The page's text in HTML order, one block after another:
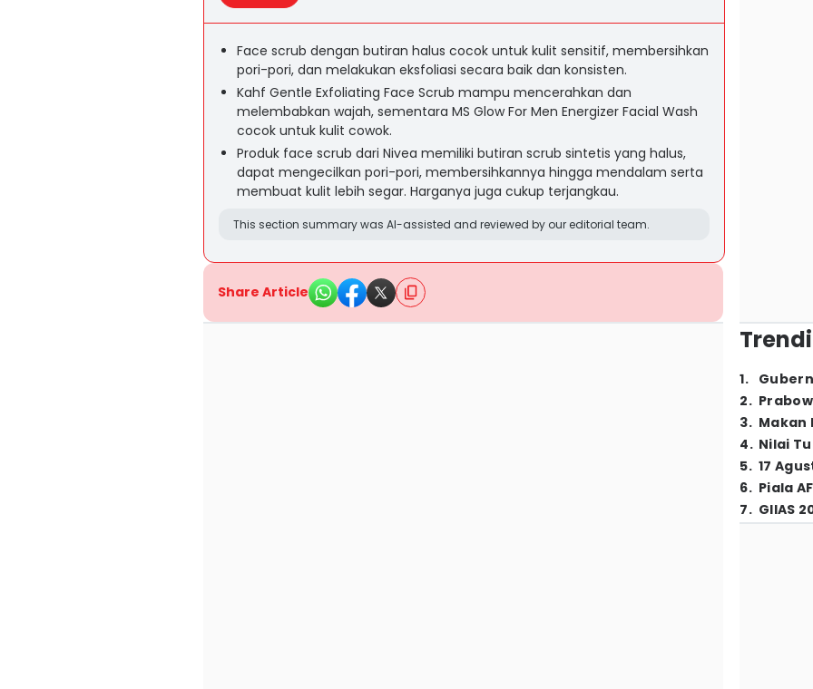
Face scrub dengan butiran halus cocok untuk kulit sensitif, membersihkan
pori-pori, dan melakukan eksfoliasi secara baik dan konsisten.
Kahf Gentle Exfoliating Face Scrub mampu mencerahkan dan
melembabkan wajah, sementara MS Glow For Men Energizer Facial Wash
cocok untuk kulit cowok.
Produk face scrub dari Nivea memiliki butiran scrub sintetis yang halus,
dapat mengecilkan pori-pori, membersihkannya hingga mendalam serta
membuat kulit lebih segar. Harganya juga cukup terjangkau.
This section summary was AI-assisted and reviewed by our editorial team.
Share Article
1.
2.
3. Makan
4. Nilai
5. 17
6. Piala
7. GIIAS